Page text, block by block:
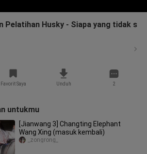
Pelatihan Husky - Siapa yang tidak s
Favorit Saya Unduh 2
untukmu
[Jianwang 3] Changting Elephant
Wang Xing (masuk kembali)
_zongrong_